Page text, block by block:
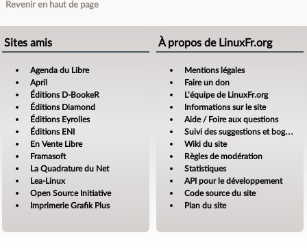
Revenir en haut de page
Sites amis
Agenda du Libre
April
Éditions D-BookeR
Éditions Diamond
Éditions Eyrolles
Éditions ENI
En Vente Libre
Framasoft
La Quadrature du Net
Lea-Linux
Open Source Initiative
Imprimerie Grafik Plus
À propos de LinuxFr.org
Mentions légales
Faire un don
L’équipe de LinuxFr.org
Informations sur le site
Aide / Foire aux questions
Suivi des suggestions et bogues
Wiki du site
Règles de modération
Statistiques
API pour le développement
Code source du site
Plan du site